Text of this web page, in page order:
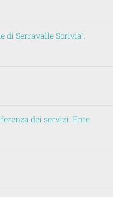
Serravalle Scrivia”.
dei servizi. Ente